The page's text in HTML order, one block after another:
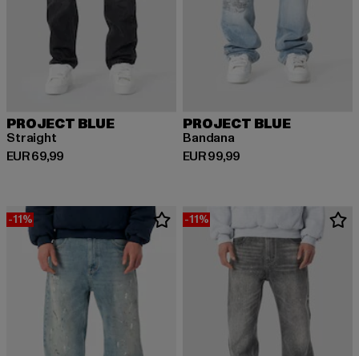
PROJECT BLUE
Straight
EUR 69,99
Derzeitiger Preis: EUR 69,99
PROJECT BLUE
Bandana
EUR 99,99
Derzeitiger Preis: EUR 99,99
-11% -11%